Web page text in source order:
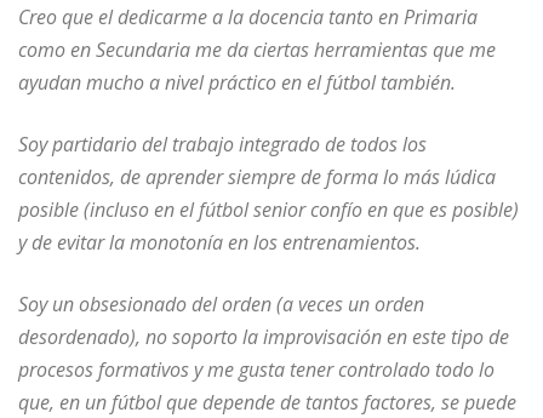
Creo que el dedicarme a la docencia tanto en Primaria
como en Secundaria me da ciertas herramientas que me
ayudan mucho a nivel práctico en el fútbol también.
Soy partidario del trabajo integrado de todos los
contenidos, de aprender siempre de forma lo más lúdica
posible (incluso en el fútbol senior confío en que es posible)
y de evitar la monotonía en los entrenamientos.
Soy un obsesionado del orden (a veces un orden
desordenado), no soporto la improvisación en este tipo de
procesos formativos y me gusta tener controlado todo lo
que, en un fútbol que depende de tantos factores, se puede